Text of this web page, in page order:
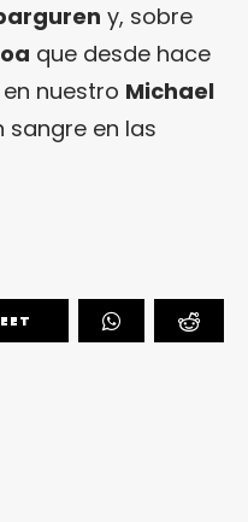
y, sobre
que desde hace
nuestro Michael
sangre en las